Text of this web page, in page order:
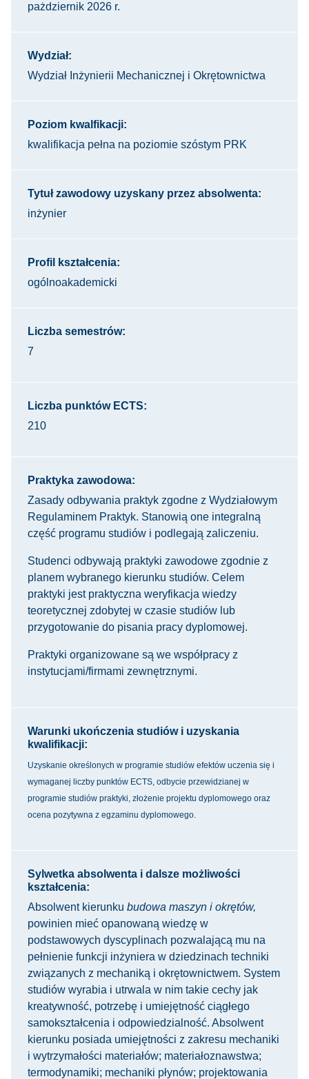
pażdziernik 2026 r.
Wydział:
Wydział Inżynierii Mechanicznej i Okrętownictwa
Poziom kwalfikacji:
kwalifikacja pełna na poziomie szóstym PRK
Tytuł zawodowy uzyskany przez absolwenta:
inżynier
Profil kształcenia:
ogólnoakademicki
Liczba semestrów:
7
Liczba punktów ECTS:
210
Praktyka zawodowa:
Zasady odbywania praktyk zgodne z Wydziałowym
Regulaminem Praktyk. Stanowią one integralną
część programu studiów i podlegają zaliczeniu.
Studenci odbywają praktyki zawodowe zgodnie z
planem wybranego kierunku studiów. Celem
praktyki jest praktyczna weryfikacja wiedzy
teoretycznej zdobytej w czasie studiów lub
przygotowanie do pisania pracy dyplomowej.
Praktyki organizowane są we współpracy z
instytucjami/firmami zewnętrznymi.
Warunki ukończenia studiów i uzyskania
kwalifikacji:
Uzyskanie określonych w programie studiów efektów uczenia się i
wymaganej liczby punktów ECTS, odbycie przewidzianej w
programie studiów praktyki, złożenie projektu dyplomowego oraz
ocena pozytywna z egzaminu dyplomowego.
Sylwetka absolwenta i dalsze możliwości
kształcenia:
Absolwent kierunku budowa maszyn i okrętów,
powinien mieć opanowaną wiedzę w
podstawowych dyscyplinach pozwalającą mu na
pełnienie funkcji inżyniera w dziedzinach techniki
związanych z mechaniką i okrętownictwem. System
studiów wyrabia i utrwala w nim takie cechy jak
kreatywność, potrzebę i umiejętność ciągłego
samokształcenia i odpowiedzialność. Absolwent
kierunku posiada umiejętności z zakresu mechaniki
i wytrzymałości materiałów; materiałoznawstwa;
termodynamiki; mechaniki płynów; projektowania